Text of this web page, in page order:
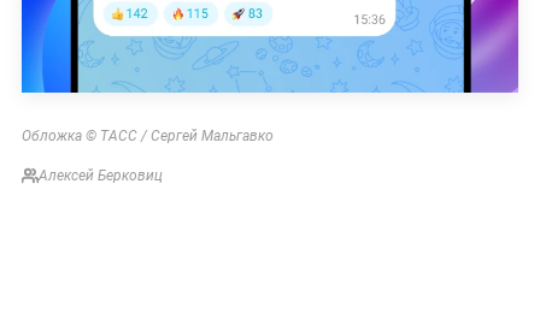
Обложка © ТАСС / Сергей Мальгавко
Алексей Берковиц